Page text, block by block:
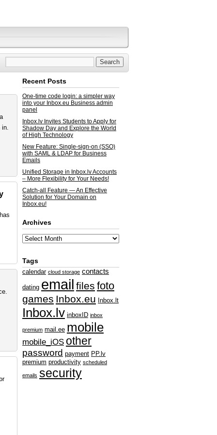
in.
Recent Posts
One-time code login: a simpler way
into your Inbox.eu Business admin
panel
Inbox.lv Invites Students to Apply for
Shadow Day and Explore the World
of High Technology
New Feature: Single-sign-on (SSO)
with SAML & LDAP for Business
Emails
Unified Storage in Inbox.lv Accounts
– More Flexibility for Your Needs!
Catch-all Feature — An Effective
Solution for Your Domain on
Inbox.eu!
Archives
Tags
calendar cloud storage contacts
dating email files foto
games Inbox.eu Inbox.lt
Inbox.lv inboxID inbox
premium mail.ee mobile
mobile_iOS other
password payment PP.lv
premium productivity scheduled
emails security